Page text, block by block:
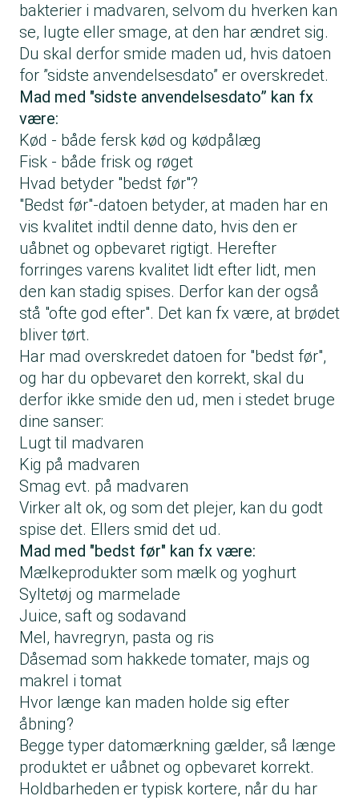
bakterier i madvaren, selvom du hverken kan
se, lugte eller smage, at den har ændret sig.
Du skal derfor smide maden ud, hvis datoen
for ”sidste anvendelsesdato” er overskredet.
Mad med "sidste anvendelsesdato” kan fx
være:
Kød - både fersk kød og kødpålæg
Fisk - både frisk og røget
Hvad betyder "bedst før"?
"Bedst før"-datoen betyder, at maden har en
vis kvalitet indtil denne dato, hvis den er
uåbnet og opbevaret rigtigt. Herefter
forringes varens kvalitet lidt efter lidt, men
den kan stadig spises. Derfor kan der også
stå "ofte god efter". Det kan fx være, at brødet
bliver tørt.
Har mad overskredet datoen for "bedst før",
og har du opbevaret den korrekt, skal du
derfor ikke smide den ud, men i stedet bruge
dine sanser:
Lugt til madvaren
Kig på madvaren
Smag evt. på madvaren
Virker alt ok, og som det plejer, kan du godt
spise det. Ellers smid det ud.
Mad med "bedst før" kan fx være:
Mælkeprodukter som mælk og yoghurt
Syltetøj og marmelade
Juice, saft og sodavand
Mel, havregryn, pasta og ris
Dåsemad som hakkede tomater, majs og
makrel i tomat
Hvor længe kan maden holde sig efter
åbning?
Begge typer datomærkning gælder, så længe
produktet er uåbnet og opbevaret korrekt.
Holdbarheden er typisk kortere, når du har